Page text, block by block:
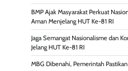
BMP Ajak Masyarakat Perkuat
Aman Menjelang HUT Ke-81 RI
Jaga Semangat Nasionalisme dan
Jelang HUT Ke-81 RI
MBG Dibenahi, Pemerintah